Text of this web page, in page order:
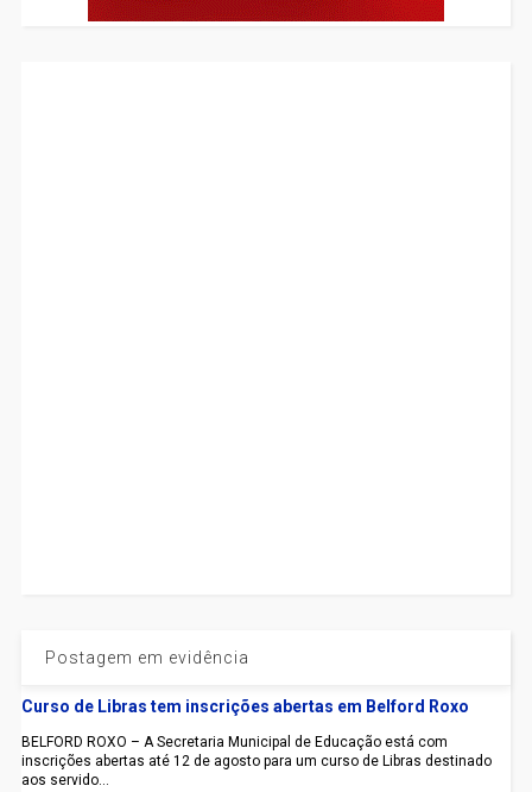
Postagem em evidência
Curso de Libras tem inscrições abertas em Belford Roxo
BELFORD ROXO – A Secretaria Municipal de Educação está com
inscrições abertas até 12 de agosto para um curso de Libras destinado
aos servido...